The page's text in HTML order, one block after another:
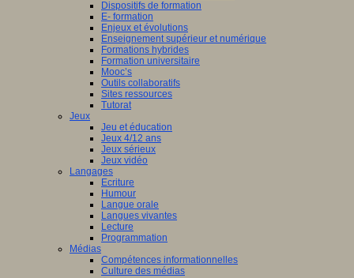
Dispositifs de formation
E- formation
Enjeux et évolutions
Enseignement supérieur et numérique
Formations hybrides
Formation universitaire
Mooc’s
Outils collaboratifs
Sites ressources
Tutorat
Jeux
Jeu et éducation
Jeux 4/12 ans
Jeux sérieux
Jeux vidéo
Langages
Ecriture
Humour
Langue orale
Langues vivantes
Lecture
Programmation
Médias
Compétences informationnelles
Culture des médias